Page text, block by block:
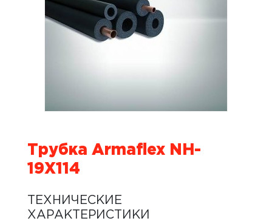
Трубка Armaflex NH-
19X114
ТЕХНИЧЕСКИЕ
ХАРАКТЕРИСТИКИ